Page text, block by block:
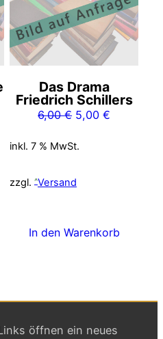
€.
Das Drama
Friedrich Schillers
6,00€ Ursprünglicher
war:
5,00€
inkl. 7 % MwSt.
zzgl. Versand
In den Warenkorb
öffnen ein neues